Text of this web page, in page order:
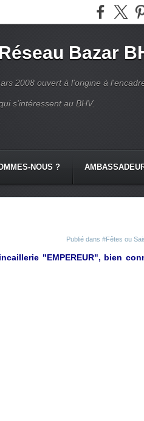
Bazar
2008 ouvert à l'origine à
s'intéressent au BHV.
NOUS ?
Publié dans #Fêtes ou
"EMPEREUR", bien